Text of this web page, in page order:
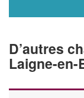
D’autres
Laigne-en-